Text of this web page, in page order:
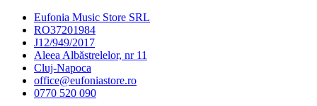
Eufonia Music Store SRL
RO37201984
J12/949/2017
Aleea Albăstrelelor, nr 11
Cluj-Napoca
office@eufoniastore.ro
0770 520 090